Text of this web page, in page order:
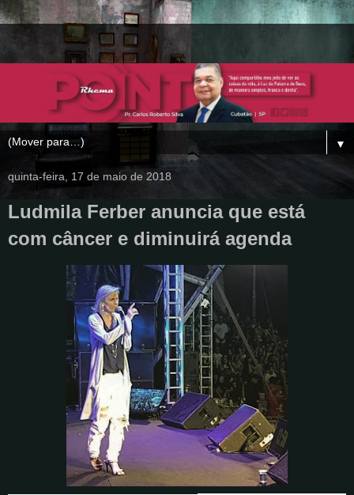
▼
quinta-feira, 17 de maio de 2018
Ludmila Ferber anuncia que está
com câncer e diminuirá agenda